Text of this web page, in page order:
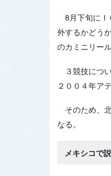
8月下旬にＩ
外するかどう
のカミニリー
３競技につ
２００４年ア
そのため、
なる。
メキシコで